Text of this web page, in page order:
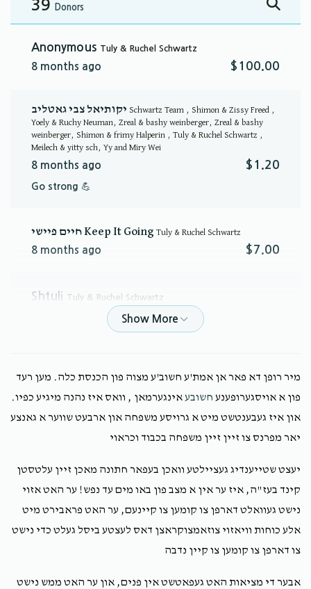
39 Donors
Anonymous Tuly & Ruchel Schwartz
8 months ago $100.00
Schwartz Team , Shimon & Zissy Freed ,
Yoely & Ruchy Neuman, Zreal & bashy weinberger, Zreal & bashy
weinberger, Shimon & frimy Halperin , Tuly & Ruchel Schwartz ,
Meilech & yitty sch, Yy and Miry Wei
8 months ago $1.20
Go strong 💪
חיים פיישי Keep It Going Tuly & Ruchel Schwartz
8 months ago $7.00
Shtuli Tuly & Ruchel Schwartz
AnonymousShimon & Zissy Freed , Yoely & Ruchy
Schwartz , Meilech & yitty sch, Yy and Miry Weisberger,
Usher lemel & esty Neuman , Shimon & frimy Halperin ,
Keep it up !!!
Mandy GreenfeldTuly & Ruchel Schwartz
8 months ago $2.00
Yosy MentzerTuly & Ruchel Schwartz
מיר רופן דא פאר אן אמת'ע חשוב'ע מצוה פון הכנסת כלה. מען רעד
פון א אויסגערופענע חשובעאינגערמאן , וואס איז נהנה מיגיע כפיו.
און איז געבענטשט מיט א גרויסע משפחה און ארבעט שווער א גאנצע
יאר מפרנס צו זיין זיין משפחה בכבוד וכראוי
יעצט שטייענדיג געציילטע וואכן בעפאר חתונה מאכן זיין עלטסטן
קינד בעז"ה, איז ער אין א מצב פון באו מים עד נפש! ער האט אזוי
נישט געוואלט דארפן צו קומען צו קיינעם, ער האט פראבירט מיט
אלע כוחות וויאזוי צוזאמצוקראצן דאס לעצטע ביסל געלט כדי נישט
צו דארפן צו קומען צו קיין נדבה
אבער די מציאות האט געפאטשט אין פנים, און ער האט ממש נישט